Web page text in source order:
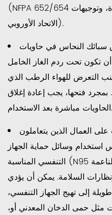
(NFPA 652/654 في الولايات المتحدة، وتوجيهات ATEX في
الاتحاد الأوروبي).
النحاس في حاويات
تكون تحت ردم الغاز الخامل
التعرض للهواء الرطب الذي
فتحها، يجب إعادة إغلاق
الحاويات مباشرة بعد الاستخدام.
العمال الذين يتعاملون
وسائل حماية الجهاز
التنفسي المناسبة (N95 أو أعلى للمساحيق الناعمة)، وقفازات
السلامة. يمكن أن يؤدي
إلى تهيج الجهاز التنفسي،
مثل حمى الدخان المعدني أو،